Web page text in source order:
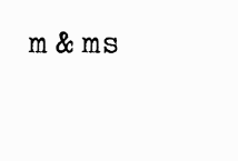
Inhalt